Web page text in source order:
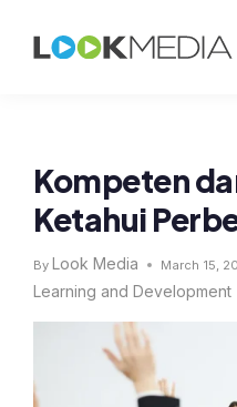
Kompeten
Ketahui
By Look Media March 15,
Learning and Development